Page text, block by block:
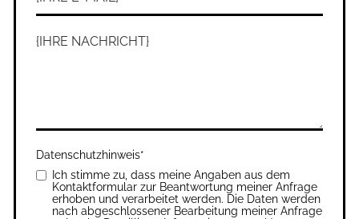
Datenschutzhinweis*
Ich stimme zu, dass meine Angaben aus dem
Kontaktformular zur Beantwortung meiner Anfrage
erhoben und verarbeitet werden. Die Daten werden
nach abgeschlossener Bearbeitung meiner Anfrage